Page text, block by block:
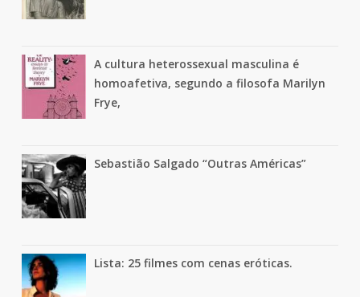
A cultura heterossexual masculina é
homoafetiva, segundo a filosofa Marilyn
Frye,
Sebastião Salgado “Outras Américas”
Lista: 25 filmes com cenas eróticas.